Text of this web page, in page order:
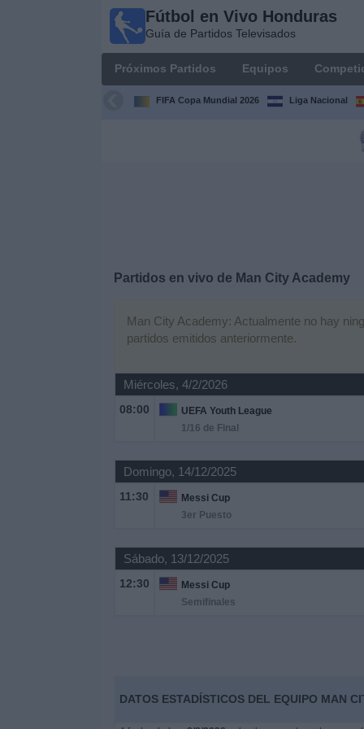
Fútbol en Vivo Honduras
Guía de Partidos Televisados
Próximos Partidos Equipos
FIFA Copa Mundial 2026 Liga Nacional
Partidos en vivo de Man City Academy
Man City Academy: Actualmente no hay
partidos emitidos anteriormente.
Miércoles, 4/2/2026
08:00
UEFA Youth League
1/16 de Final
Domingo, 14/12/2025
11:30
Messi Cup
3er Puesto
Sábado, 13/12/2025
12:30
Messi Cup
Semifinales
DATOS ESTADÍSTICOS DEL EQUIPO MAN
Fútbol en
Honduras